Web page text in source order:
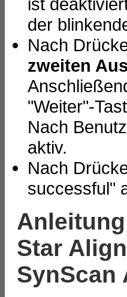
der
Nach
zweiten
"Weiter"-
Nach
aktiv.
Nach
successful"
Star
SynScan